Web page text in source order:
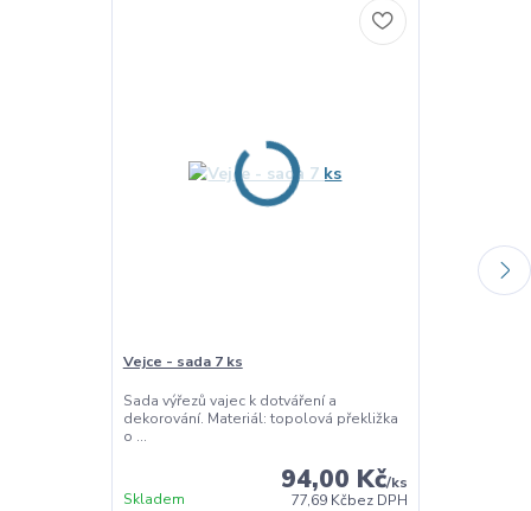
Vejce - sada 7 ks
Sada výřezů vajec k dotváření a
dekorování. Materiál: topolová překližka
o ...
94,00 Kč/ks
77,69 Kčbez DPH
Skladem